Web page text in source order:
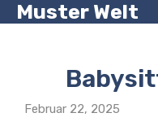
Zum
Inhalt
Muster Welt
Februar 22, 2025